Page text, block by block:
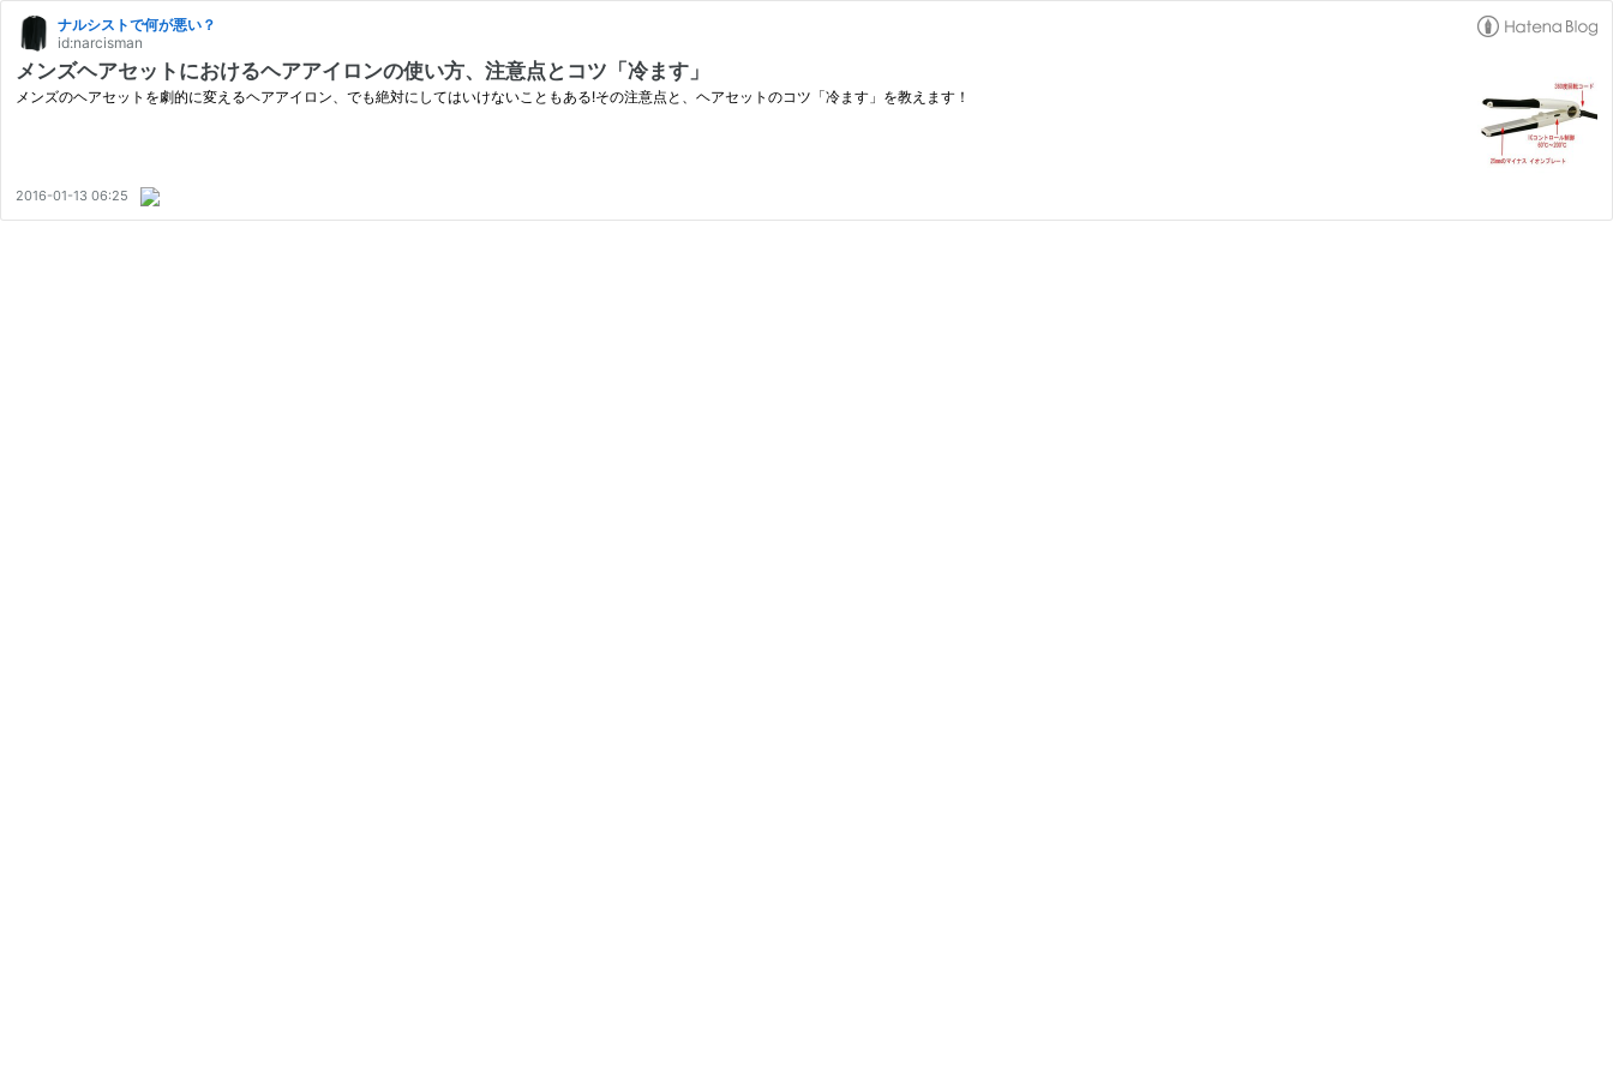
ナルシストで何が悪い？
id:narcisman
メンズヘアセットにおけるヘアアイロンの使い方、注意点とコツ「冷ます」
メンズのヘアセットを劇的に変えるヘアアイロン、でも絶対にしてはいけないこともある!その注意点と、ヘアセットのコツ「冷ます」を教えます！
2016-01-13 06:25